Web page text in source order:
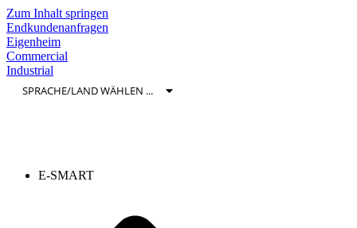
Zum Inhalt springen
Endkundenanfragen
Eigenheim
Commercial
Industrial
E-SMART